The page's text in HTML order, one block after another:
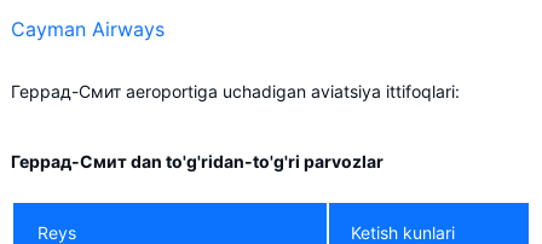
Cayman Airways
Геррад-Смит aeroportiga uchadigan aviatsiya ittifoqlari:
Геррад-Смит dan to'g'ridan-to'g'ri parvozlar
Reys Ketish kunlari